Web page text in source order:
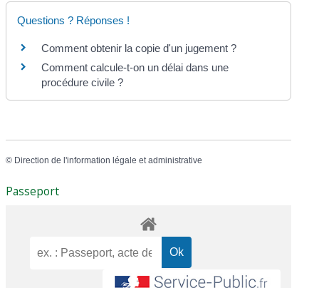
Questions ? Réponses !
Comment obtenir la copie d'un jugement ?
Comment calcule-t-on un délai dans une
procédure civile ?
© Direction de l'information légale et administrative
Passeport